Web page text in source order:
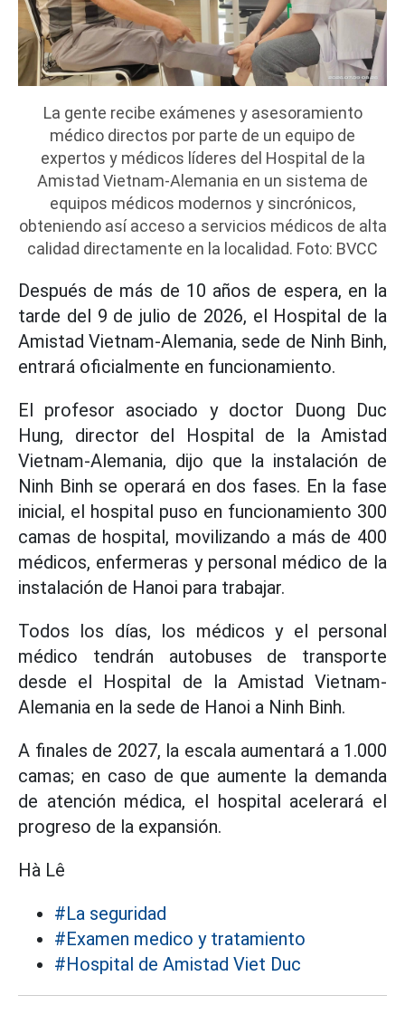
La gente recibe exámenes y asesoramiento
médico directos por parte de un equipo de
expertos y médicos líderes del Hospital de la
Amistad Vietnam-Alemania en un sistema de
equipos médicos modernos y sincrónicos,
obteniendo así acceso a servicios médicos de alta
calidad directamente en la localidad. Foto: BVCC
Después de más de 10 años de espera, en la
tarde del 9 de julio de 2026, el Hospital de la
Amistad Vietnam-Alemania, sede de Ninh Binh,
entrará oficialmente en funcionamiento.
El profesor asociado y doctor Duong Duc
Hung, director del Hospital de la Amistad
Vietnam-Alemania, dijo que la instalación de
Ninh Binh se operará en dos fases. En la fase
inicial, el hospital puso en funcionamiento 300
camas de hospital, movilizando a más de 400
médicos, enfermeras y personal médico de la
instalación de Hanoi para trabajar.
Todos los días, los médicos y el personal
médico tendrán autobuses de transporte
desde el Hospital de la Amistad Vietnam-
Alemania en la sede de Hanoi a Ninh Binh.
A finales de 2027, la escala aumentará a 1.000
camas; en caso de que aumente la demanda
de atención médica, el hospital acelerará el
progreso de la expansión.
Hà Lê
#La seguridad
#Examen medico y tratamiento
#Hospital de Amistad Viet Duc